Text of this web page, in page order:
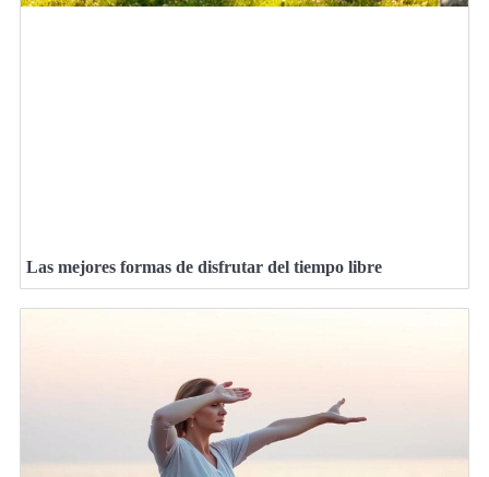
Las mejores formas de disfrutar del tiempo libre